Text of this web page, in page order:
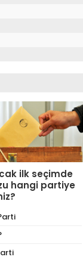
ilk seçimde
hangi partiye